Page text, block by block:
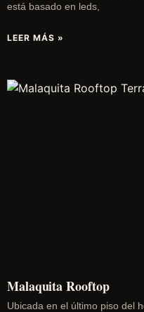
está basado en leds,
LEER MÁS »
Malaquita Rooftop
Ubicada en el último piso del